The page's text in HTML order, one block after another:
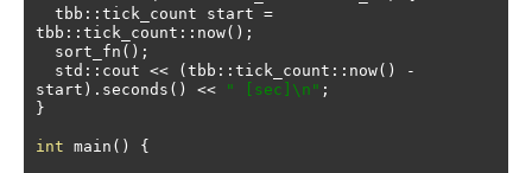
  tbb
:: tick_count start =
tbb :: tick_count :: now();
  sort_fn
();
  std
:: cout << (tbb :: tick_count :: now()
-
start ). seconds () << " [sec]\n" ;
}
int main () {